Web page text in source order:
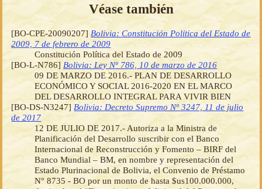
Véase también
[BO-CPE-20090207] Bolivia: Constitución Política del Estado de
2009, 7 de febrero de 2009
Constitución Política del Estado de 2009
[BO-L-N786] Bolivia: Ley Nº 786, 10 de marzo de 2016
09 DE MARZO DE 2016.- PLAN DE DESARROLLO
ECONÓMICO Y SOCIAL 2016-2020 EN EL MARCO
DEL DESARROLLO INTEGRAL PARA VIVIR BIEN
[BO-DS-N3247] Bolivia: Decreto Supremo Nº 3247, 11 de julio
de 2017
12 DE JULIO DE 2017.- Autoriza a la Ministra de
Planificación del Desarrollo suscribir con el Banco
Internacional de Reconstrucción y Fomento – BIRF del
Banco Mundial – BM, en nombre y representación del
Estado Plurinacional de Bolivia, el Convenio de Préstamo
N° 8735 - BO por un monto de hasta $us100.000.000,